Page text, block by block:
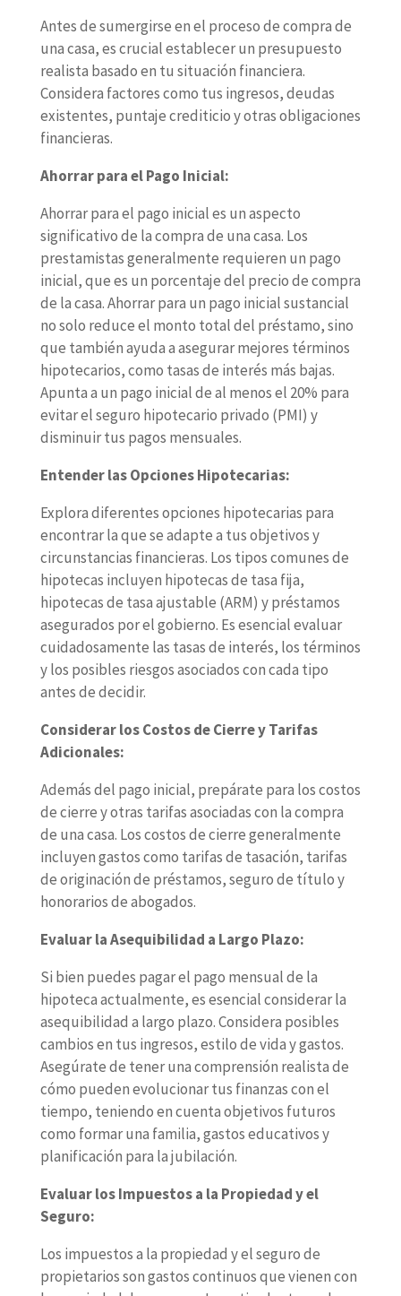
Antes de sumergirse en el proceso de compra de
una casa, es crucial establecer un presupuesto
realista basado en tu situación financiera.
Considera factores como tus ingresos, deudas
existentes, puntaje crediticio y otras obligaciones
financieras.
Ahorrar para el Pago Inicial:
Ahorrar para el pago inicial es un aspecto
significativo de la compra de una casa. Los
prestamistas generalmente requieren un pago
inicial, que es un porcentaje del precio de compra
de la casa. Ahorrar para un pago inicial sustancial
no solo reduce el monto total del préstamo, sino
que también ayuda a asegurar mejores términos
hipotecarios, como tasas de interés más bajas.
Apunta a un pago inicial de al menos el 20% para
evitar el seguro hipotecario privado (PMI) y
disminuir tus pagos mensuales.
Entender las Opciones Hipotecarias:
Explora diferentes opciones hipotecarias para
encontrar la que se adapte a tus objetivos y
circunstancias financieras. Los tipos comunes de
hipotecas incluyen hipotecas de tasa fija,
hipotecas de tasa ajustable (ARM) y préstamos
asegurados por el gobierno. Es esencial evaluar
cuidadosamente las tasas de interés, los términos
y los posibles riesgos asociados con cada tipo
antes de decidir.
Considerar los Costos de Cierre y Tarifas
Adicionales:
Además del pago inicial, prepárate para los costos
de cierre y otras tarifas asociadas con la compra
de una casa. Los costos de cierre generalmente
incluyen gastos como tarifas de tasación, tarifas
de originación de préstamos, seguro de título y
honorarios de abogados.
Evaluar la Asequibilidad a Largo Plazo:
Si bien puedes pagar el pago mensual de la
hipoteca actualmente, es esencial considerar la
asequibilidad a largo plazo. Considera posibles
cambios en tus ingresos, estilo de vida y gastos.
Asegúrate de tener una comprensión realista de
cómo pueden evolucionar tus finanzas con el
tiempo, teniendo en cuenta objetivos futuros
como formar una familia, gastos educativos y
planificación para la jubilación.
Evaluar los Impuestos a la Propiedad y el
Seguro:
Los impuestos a la propiedad y el seguro de
propietarios son gastos continuos que vienen con